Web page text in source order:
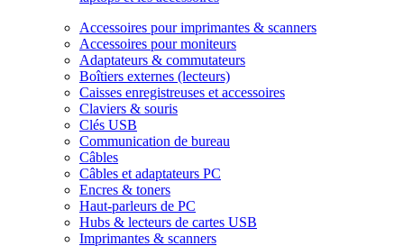
Accessoires pour imprimantes & scanners
Accessoires pour moniteurs
Adaptateurs & commutateurs
Boîtiers externes (lecteurs)
Caisses enregistreuses et accessoires
Claviers & souris
Clés USB
Communication de bureau
Câbles
Câbles et adaptateurs PC
Encres & toners
Haut-parleurs de PC
Hubs & lecteurs de cartes USB
Imprimantes & scanners